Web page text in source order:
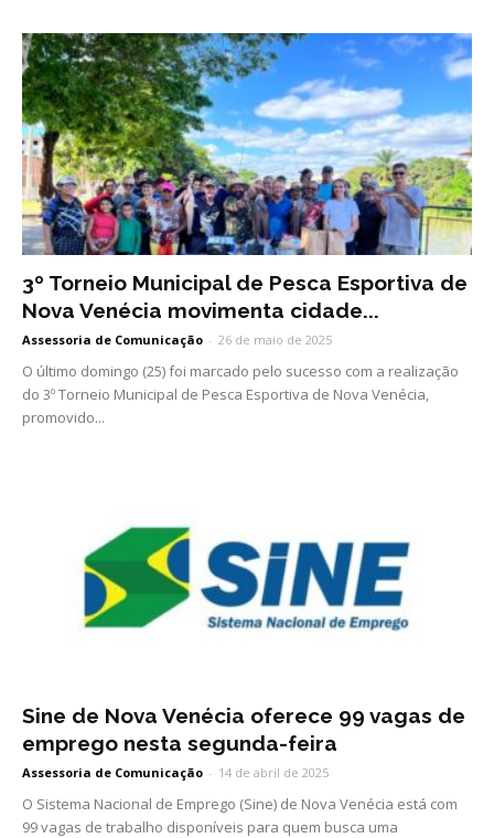
3º Torneio Municipal de Pesca Esportiva de
Nova Venécia movimenta cidade...
Assessoria de Comunicação - 26 de maio de 2025
O último domingo (25) foi marcado pelo sucesso com a realização
do 3º Torneio Municipal de Pesca Esportiva de Nova Venécia,
promovido...
Sine de Nova Venécia oferece 99 vagas de
emprego nesta segunda-feira
Assessoria de Comunicação - 14 de abril de 2025
O Sistema Nacional de Emprego (Sine) de Nova Venécia está com
99 vagas de trabalho disponíveis para quem busca uma